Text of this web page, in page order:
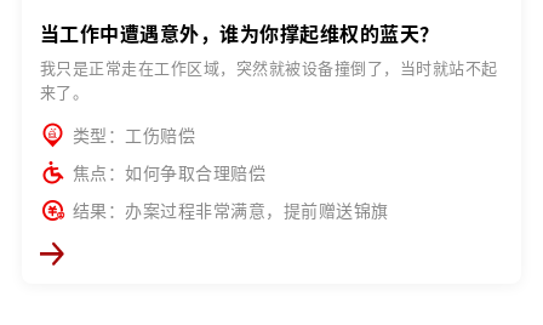
当工作中遭遇意外，谁为你撑起维权的蓝天？
我只是正常走在工作区域，突然就被设备撞倒了，当时就站不起
来了。
类型：工伤赔偿
焦点：如何争取合理赔偿
结果：办案过程非常满意，提前赠送锦旗